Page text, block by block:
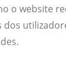
o website
dos